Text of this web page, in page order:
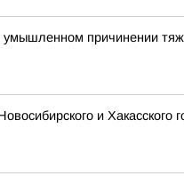
причинении
и